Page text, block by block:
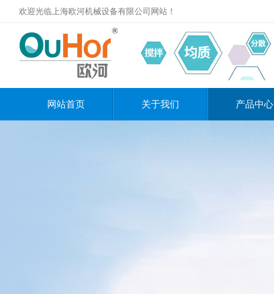
欢迎光临上海欧河机械设备有限公司网站！
网站首页 关于我们 产品中心